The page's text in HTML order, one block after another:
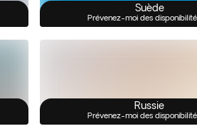
Suède
Prévenez-moi des
Russie
Prévenez-moi des